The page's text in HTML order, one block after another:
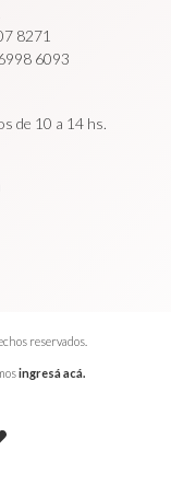
8271
6093
de 10 a 14 hs.
reservados.
ingresá acá.